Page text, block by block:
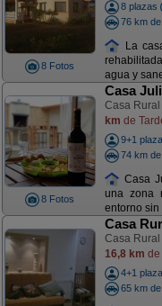
8 Fotos
8 plazas
76 km
La
agua y
8 Fotos
Casa
Casa Rural
km de
9+1
74 km
Casa
una zona
entorno sin
Casa
Casa Rural
16,8 km de
4+1
65 km